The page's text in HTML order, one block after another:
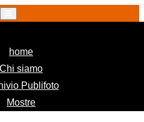
home(current)
Chi siamo
Publifoto
Mostre